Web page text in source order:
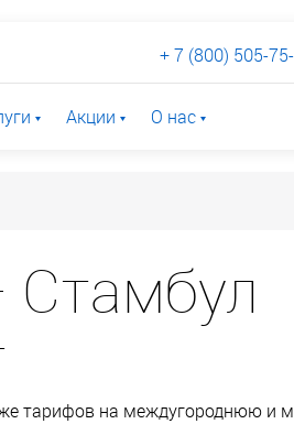
+ 7 (800) 505-
Акции О нас
тарифов на междугороднюю и